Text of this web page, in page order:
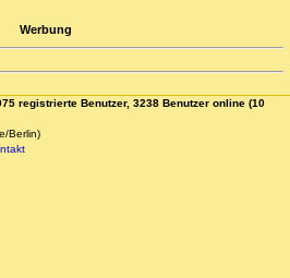
Werbung
registrierte Benutzer, 3238 Benutzer online (10
Berlin)